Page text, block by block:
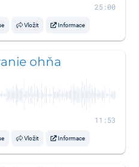
25:00
Vložit Informace
ohňa
11:53
Vložit Informace